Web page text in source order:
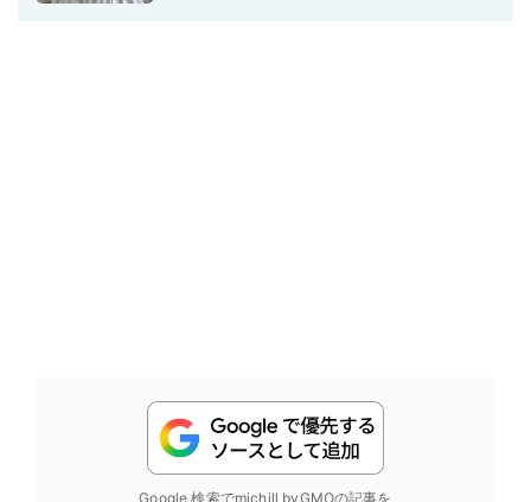
Google 検索でmichill byGMOの記事を